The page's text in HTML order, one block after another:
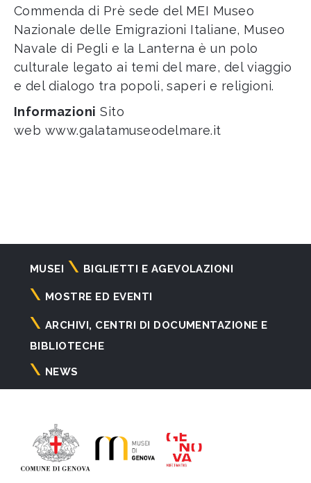
Commenda di Prè sede del MEI Museo
Nazionale delle Emigrazioni Italiane, Museo
Navale di Pegli e la Lanterna è un polo
culturale legato ai temi del mare, del viaggio
e del dialogo tra popoli, saperi e religioni.
Informazioni Sito
web www.galatamuseodelmare.it
Navigazione
principale
MUSEI BIGLIETTI E AGEVOLAZIONI
MOSTRE ED EVENTI
ARCHIVI, CENTRI DI DOCUMENTAZIONE E
BIBLIOTECHE
NEWS